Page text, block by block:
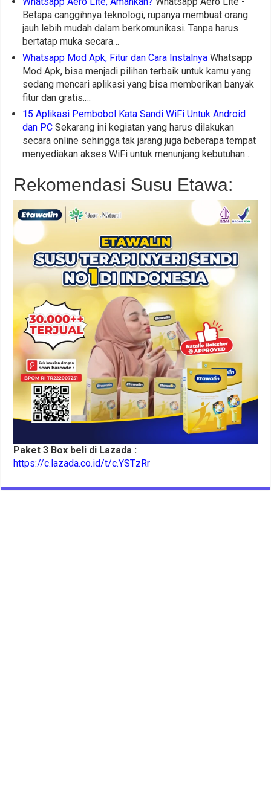
Betapa canggihnya teknologi, rupanya membuat orang
jauh lebih mudah dalam berkomunikasi. Tanpa harus
bertatap muka secara…
Whatsapp Mod Apk, Fitur dan Cara Instalnya Whatsapp
Mod Apk, bisa menjadi pilihan terbaik untuk kamu yang
sedang mencari aplikasi yang bisa memberikan banyak
fitur dan gratis.…
15 Aplikasi Pembobol Kata Sandi WiFi Untuk Android
dan PC Sekarang ini kegiatan yang harus dilakukan
secara online sehingga tak jarang juga beberapa tempat
menyediakan akses WiFi untuk menunjang kebutuhan…
Rekomendasi Susu Etawa:
Paket 3 Box beli di Lazada :
https://c.lazada.co.id/t/c.YSTzRr